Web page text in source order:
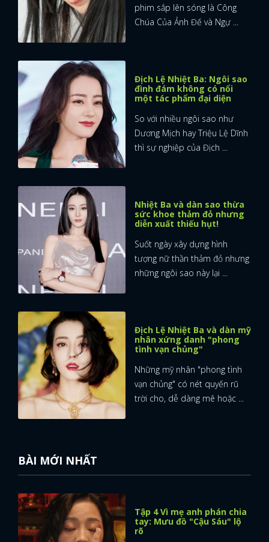
phim sắp lên sóng là Công
Chúa Của Ảnh Đế và Ngự ...
Địch Lệ Nhiệt Ba: Ngôi sao
đình đám không có nổi
một tác phẩm đại diện
So với nhiều ngôi sao như
Dương Mịch hay Triệu Lệ Dĩnh
thì sự nghiệp của Địch ...
Nhiệt Ba và dàn sao thừa
sức khoe thảm đỏ nhưng
diễn xuất thiếu hụt!
Suốt ngày xây dựng hình
tượng nữ thần thảm đỏ nhưng
những ngôi sao này lại ...
Địch Lệ Nhiệt Ba và dàn mỹ
nhân xứng danh "phong
tình vạn chủng"
Những mỹ nhân "phong tình
vạn chủng" có nét quyến rũ
trời cho, dễ dàng mê hoặc ...
BÀI MỚI NHẤT
Tập 4 Vì mẹ anh phán chia
tay: Mưu đồ "Cậu Sáu" lộ
rõ